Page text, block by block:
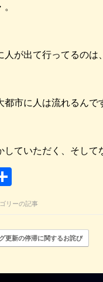
人が出て行ってるのは
都市に人は流れるんで
していただく、そして
有
リーの記事
ション
更新の停滞に関するお詫び